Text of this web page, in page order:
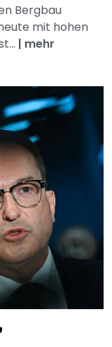
Bergbau
mit hohen
| mehr